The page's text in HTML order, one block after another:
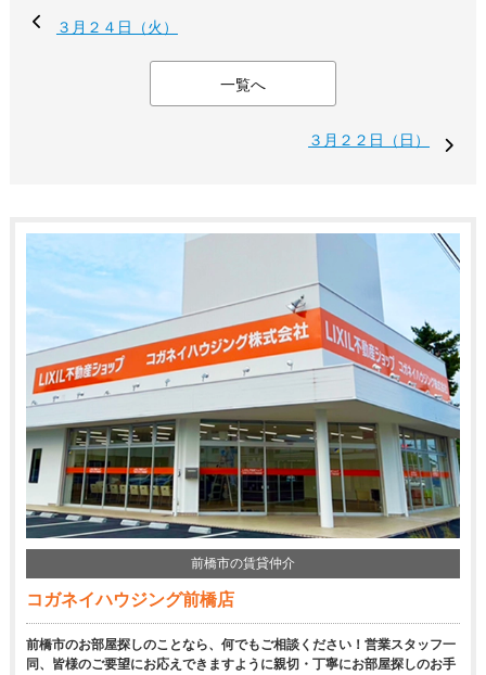
３月２４日（火）
一覧へ
３月２２日（日）
前橋市の賃貸仲介
コガネイハウジング前橋店
前橋市のお部屋探しのことなら、何でもご相談ください！営業スタッフ一
同、皆様のご要望にお応えできますように親切・丁寧にお部屋探しのお手